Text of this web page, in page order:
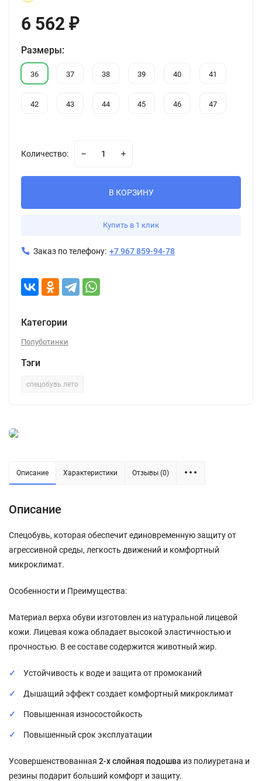
6 562 ₽
Размеры:
36 37 38 39 40 41
42 43 44 45 46 47
Количество:
В КОРЗИНУ
Купить в 1 клик
Заказ по телефону: +7 967 859-94-78
Категории
Полуботинки
Тэги
спецобувь лето
Описание Характеристики Отзывы (0)
Описание
Спецобувь, которая обеспечит единовременную защиту от
агрессивной среды, легкость движений и комфортный
микроклимат.
Особенности и Преимущества:
Материал верха обуви изготовлен из натуральной лицевой
кожи. Лицевая кожа обладает высокой эластичностью и
прочностью. В ее составе содержится животный жир.
Устойчивость к воде и защита от промоканий
Дышащий эффект создает комфортный микроклимат
Повышенная износостойкость
Повышенный срок эксплуатации
Усовершенствованная 2-х слойная подошва из полиуретана и
резины подарит больший комфорт и защиту.